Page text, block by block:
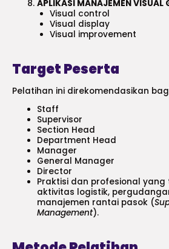
APLIKASI MANAJEMEN VISUAL
Visual control
Visual display
Visual improvement
Target Peserta
Pelatihan ini direkomendasikan
Staff
Supervisor
Section Head
Department Head
Manager
General Manager
Director
Praktisi dan profesional
aktivitas logistik,
manajemen rantai pasok (
Management).